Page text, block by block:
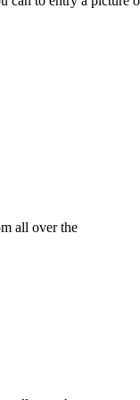
all over the